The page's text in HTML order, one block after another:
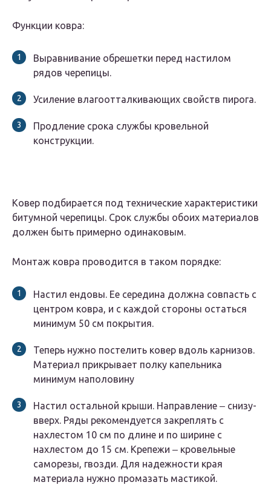
Функции ковра:
Выравнивание обрешетки перед настилом
рядов черепицы.
Усиление влагоотталкивающих свойств пирога.
Продление срока службы кровельной
конструкции.
Ковер подбирается под технические характеристики
битумной черепицы. Срок службы обоих материалов
должен быть примерно одинаковым.
Монтаж ковра проводится в таком порядке:
Настил ендовы. Ее середина должна совпасть с
центром ковра, и с каждой стороны остаться
минимум 50 см покрытия.
Теперь нужно постелить ковер вдоль карнизов.
Материал прикрывает полку капельника
минимум наполовину
Настил остальной крыши. Направление ‒ снизу-
вверх. Ряды рекомендуется закреплять с
нахлестом 10 см по длине и по ширине с
нахлестом до 15 см. Крепежи ‒ кровельные
саморезы, гвозди. Для надежности края
материала нужно промазать мастикой.